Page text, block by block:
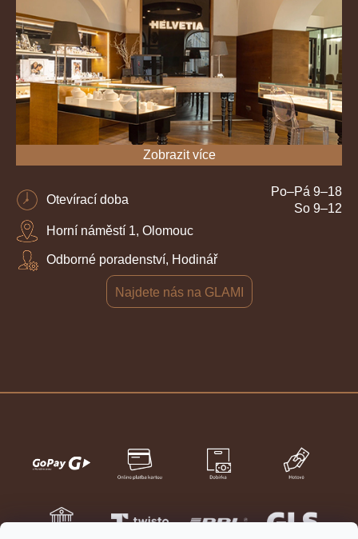
Zobrazit více
Otevírací doba
Po–Pá 9–18
So 9–12
Horní náměstí 1, Olomouc
Odborné poradenství, Hodinář
Najdete nás na GLAMI